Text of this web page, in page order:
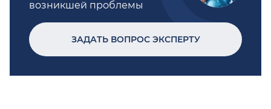
возникшей проблемы
ЗАДАТЬ ВОПРОС ЭКСПЕРТУ